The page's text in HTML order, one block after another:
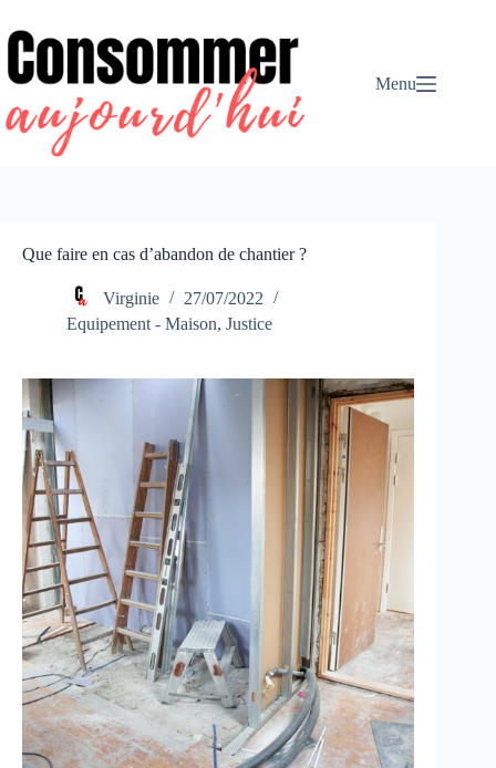
au
contenu
Menu
Que faire en cas d’abandon de chantier ?
Virginie
27/07/2022
Equipement - Maison, Justice